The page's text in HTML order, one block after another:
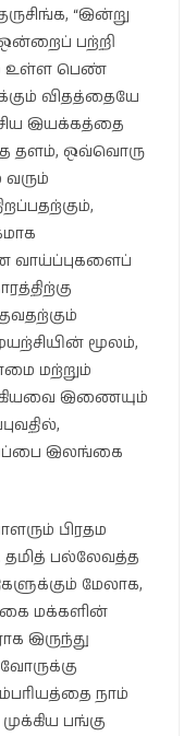
“இன்று
பற்றி
உள்ள பெண்
விதத்தையே
இயக்கத்தை
தளம், ஒவ்வொரு
வரும்
வாய்ப்புகளைப்
மூலம்,
மற்றும்
இணையும்
இலங்கை
பிரதம
தமித் பல்லேவத்த
மேலாக,
மக்களின்
இருந்து
நாம்
பங்கு